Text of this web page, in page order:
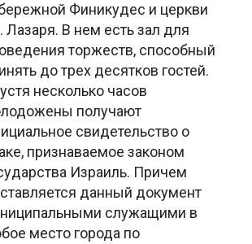
Финикудес и церкви
Лазаря. В нем есть зал для
торжеств, способный
до трех десятков гостей.
несколько часов
получают
свидетельство о
признаваемое законом
Израиль. Причем
данный документ
служащими в
место города по